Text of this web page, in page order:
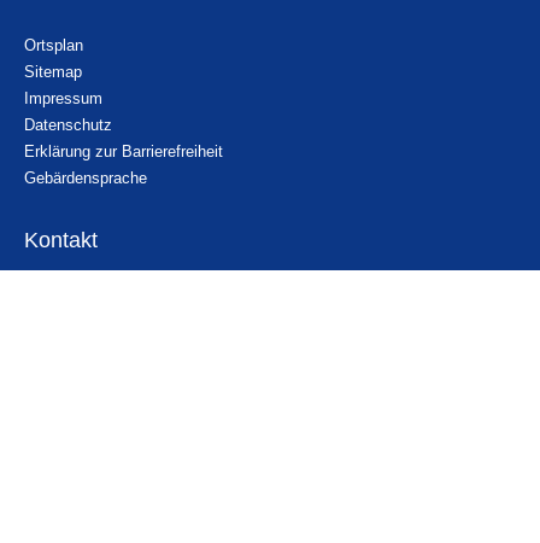
Ortsplan
Sitemap
Impressum
Datenschutz
Erklärung zur Barrierefreiheit
Gebärdensprache
Kontakt